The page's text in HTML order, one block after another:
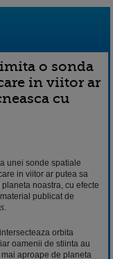
o sonda
in viitor ar
cu
unei sonde spatiale
in viitor ar putea sa
noastra, cu efecte
publicat de
orbita
oamenii de stiinta au
aproape de planeta